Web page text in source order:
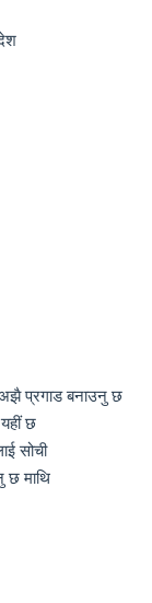
अझै प्रगाड बनाउनु छ
छ
सोची
छ माथि